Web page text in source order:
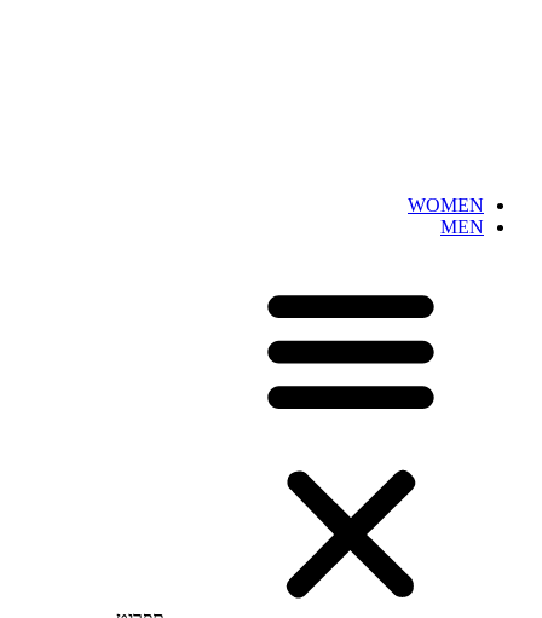
WOMEN
MEN